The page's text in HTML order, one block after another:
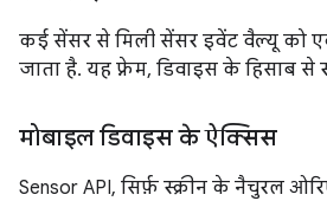
कई सेंसर से मिली सेंसर इवेंट वैल्यू को
जाता है. यह फ़्रेम, डिवाइस के हिसाब से
मोबाइल डिवाइस के ऐक्सिस
Sensor API, सिर्फ़ स्क्रीन के नैचुरल